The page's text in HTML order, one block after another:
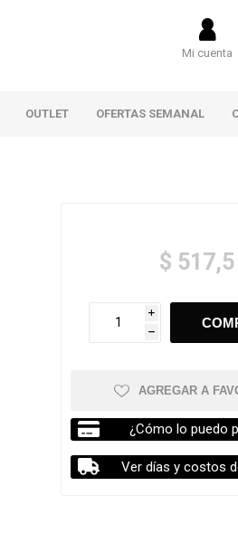
Mi cuenta
OUTLET OFERTAS SEMANAL
$ 517,5
i
h
AGREGAR A
¿Cómo lo puedo
Ver días y costos